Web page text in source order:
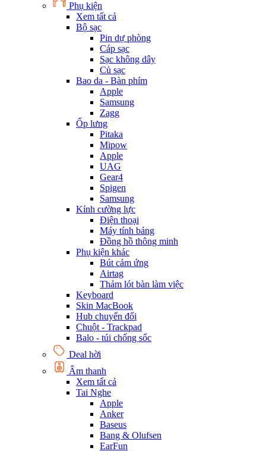
Phụ kiện
Xem tất cả
Bộ sạc
Pin dự phòng
Cáp sạc
Sạc không dây
Củ sạc
Bao da - Bàn phím
Apple
Samsung
Zagg
Ốp lưng
Pitaka
Mipow
Apple
UAG
Gear4
Spigen
Samsung
Kính cường lực
Điện thoại
Máy tính bảng
Đồng hồ thông minh
Phụ kiện khác
Bút cảm ứng
Airtag
Thảm lót bàn làm việc
Keyboard
Skin MacBook
Hub chuyển đổi
Chuột - Trackpad
Balo - túi chống sốc
Deal hời
Âm thanh
Xem tất cả
Tai Nghe
Apple
Anker
Baseus
Bang & Olufsen
EarFun